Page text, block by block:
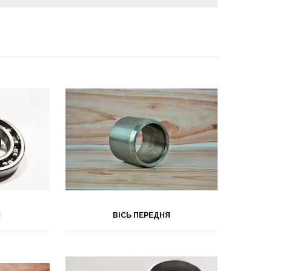
ВІСЬ ПЕРЕДНЯ